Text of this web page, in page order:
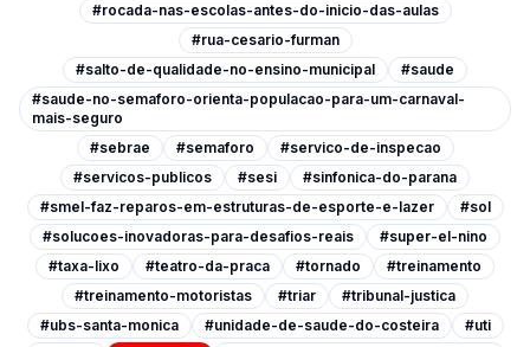
#rocada-nas-escolas-antes-do-inicio-das-aulas
#rua-cesario-furman
#salto-de-qualidade-no-ensino-municipal
#saude
#saude-no-semaforo-orienta-populacao-para-um-carnaval-
mais-seguro
#sebrae
#semaforo
#servico-de-inspecao
#servicos-publicos
#sesi
#sinfonica-do-parana
#smel-faz-reparos-em-estruturas-de-esporte-e-lazer
#sol
#solucoes-inovadoras-para-desafios-reais
#super-el-nino
#taxa-lixo
#teatro-da-praca #tornado
#treinamento
#treinamento-motoristas
#triar
#tribunal-justica
#ubs-santa-monica
#unidade-de-saude-do-costeira
#uti